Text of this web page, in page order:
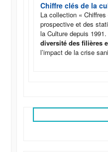
Chiffre clés de la
La collection «
prospective et des
la Culture depuis
diversité des filières
l’impact de la crise